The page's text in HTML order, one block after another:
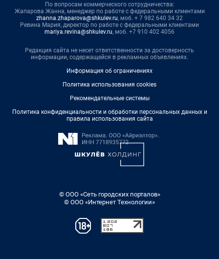
По вопросам коммерческого сотрудничества:
Жапарова Жанна, менеджер по работе с федеральными клиентами
zhanna.zhaparova@shkulev.ru, моб. + 7 982 640 34 32
Ревина Мария, директор по работе с федеральными клиентами
mariya.revina@shkulev.ru, моб. +7 910 402 4056
Редакция сайта не несет ответственности за достоверность
информации, содержащейся в рекламных объявлениях.
Информация об ограничениях
Политика использования cookies
Рекомендательные системы
Политика конфиденциальности и обработки персональных данных и
правила использования сайта
© ООО «Сеть городских порталов»
© ООО «Интернет Технологии»